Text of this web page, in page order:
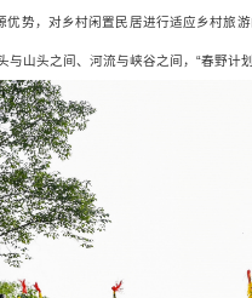
优势，对乡村闲置民居进行适应乡村旅
山头之间、河流与峡谷之间，“春野计